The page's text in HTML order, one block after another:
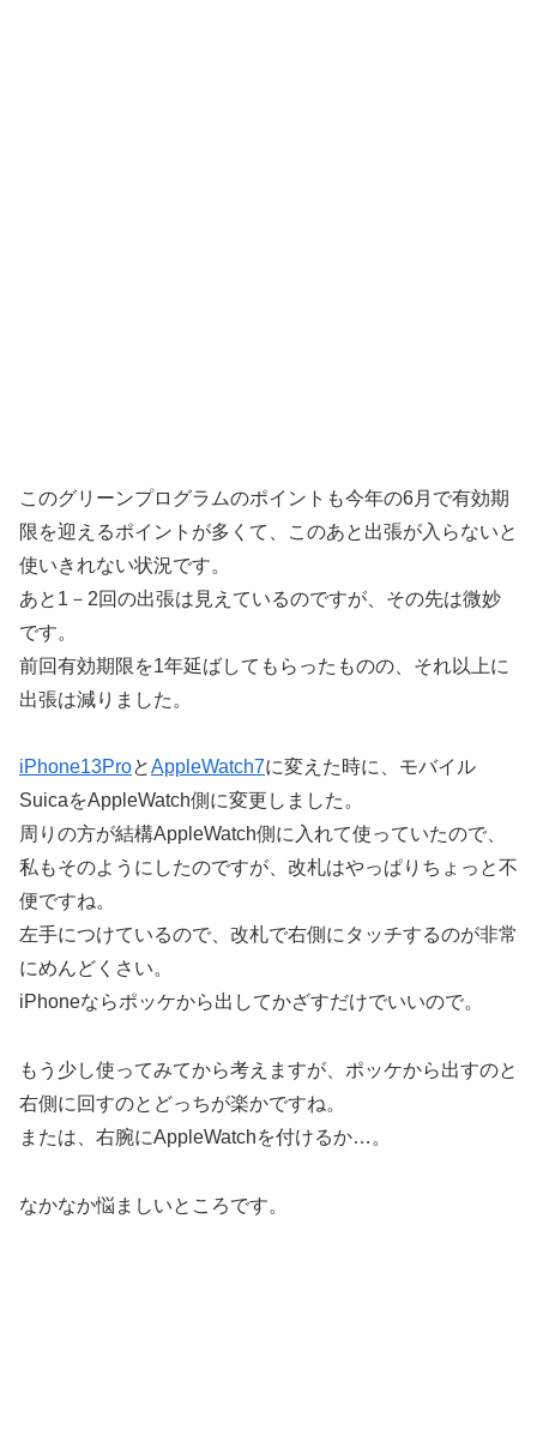
このグリーンプログラムのポイントも今年の6月で有効期
限を迎えるポイントが多くて、このあと出張が入らないと
使いきれない状況です。
あと1－2回の出張は見えているのですが、その先は微妙
です。
前回有効期限を1年延ばしてもらったものの、それ以上に
出張は減りました。
iPhone13ProとAppleWatch7に変えた時に、モバイル
SuicaをAppleWatch側に変更しました。
周りの方が結構AppleWatch側に入れて使っていたので、
私もそのようにしたのですが、改札はやっぱりちょっと不
便ですね。
左手につけているので、改札で右側にタッチするのが非常
にめんどくさい。
iPhoneならポッケから出してかざすだけでいいので。
もう少し使ってみてから考えますが、ポッケから出すのと
右側に回すのとどっちが楽かですね。
または、右腕にAppleWatchを付けるか…。
なかなか悩ましいところです。